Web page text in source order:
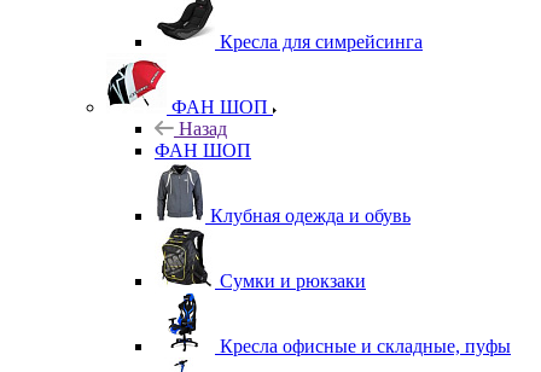
Кресла для симрейсинга
ФАН ШОП
Назад
ФАН ШОП
Клубная одежда и обувь
Сумки и рюкзаки
Кресла офисные и складные, пуфы